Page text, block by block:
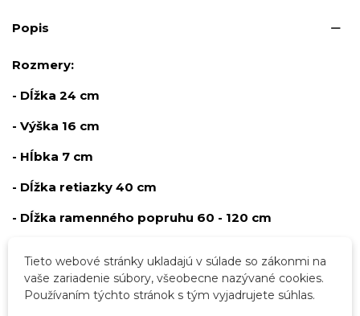
Popis
Rozmery:
- Dĺžka 24 cm
- Výška 16 cm
- Hĺbka 7 cm
- Dĺžka retiazky 40 cm
- Dĺžka ramenného popruhu 60 - 120 cm
Podrobnosti o produkte
Tieto webové stránky ukladajú v súlade so zákonmi na
vaše zariadenie súbory, všeobecne nazývané cookies.
Používaním týchto stránok s tým vyjadrujete súhlas.